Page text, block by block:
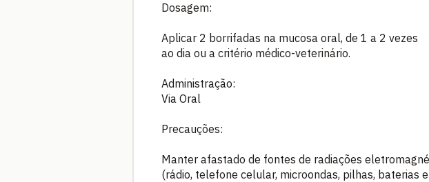
Dosagem:
Aplicar 2 borrifadas na mucosa oral, de 1 a 2 vezes
ao dia ou a critério médico-veterinário.
Administração:
Via Oral
Precauções:
Manter afastado de fontes de radiações
(rádio, telefone celular, microondas, pilhas, baterias